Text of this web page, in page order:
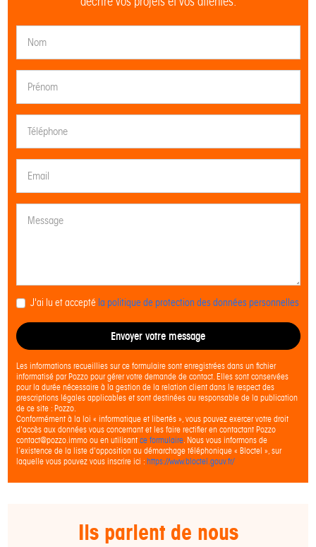
J'ai lu et accepté la politique de protection des données personnelles
Envoyer votre message
Les informations recueillies sur ce formulaire sont enregistrées dans un fichier
informatisé par Pozzo pour gérer votre demande de contact. Elles sont conservées
pour la durée nécessaire à la gestion de la relation client dans le respect des
prescriptions légales applicables et sont destinées au responsable de la publication
de ce site : Pozzo.
Conformément à la loi « informatique et libertés », vous pouvez exercer votre droit
d'accès aux données vous concernant et les faire rectifier en contactant Pozzo
contact@pozzo.immo ou en utilisant ce formulaire. Nous vous informons de
l’existence de la liste d'opposition au démarchage téléphonique « Bloctel », sur
laquelle vous pouvez vous inscrire ici : https://www.bloctel.gouv.fr/
Ils parlent de nous